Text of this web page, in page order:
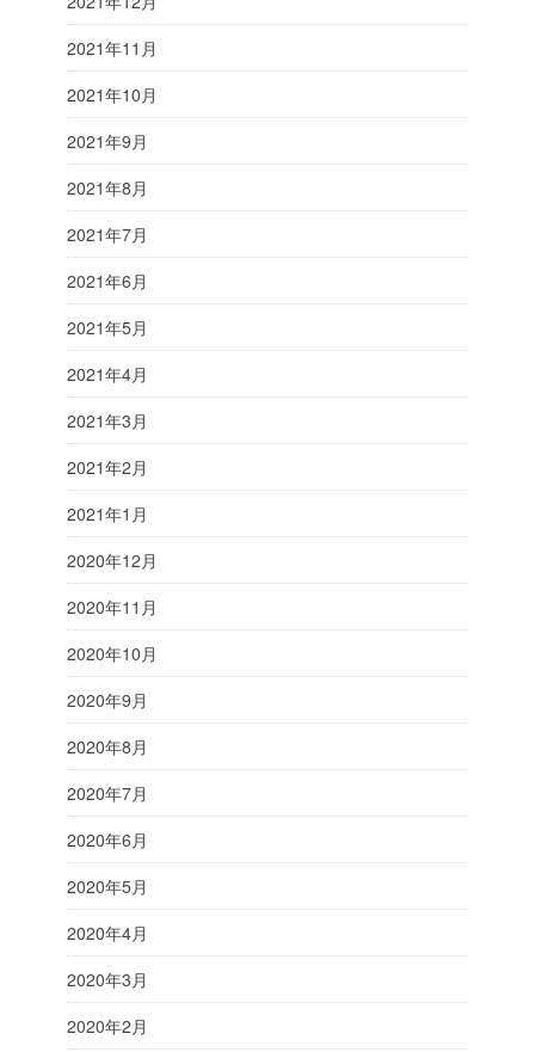
2021年11月
2021年10月
2021年9月
2021年8月
2021年7月
2021年6月
2021年5月
2021年4月
2021年3月
2021年2月
2021年1月
2020年12月
2020年11月
2020年10月
2020年9月
2020年8月
2020年7月
2020年6月
2020年5月
2020年4月
2020年3月
2020年2月